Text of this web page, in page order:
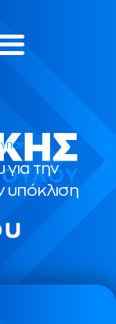
την
υπόκλιση